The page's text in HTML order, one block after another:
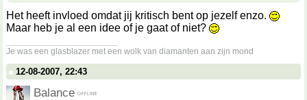
Het heeft invloed omdat jij kritisch bent op jezelf enzo.
Maar heb je al een idee of je gaat of niet?
Je was een glasblazer met een wolk van diamanten aan zijn mond
12-08-2007, 22:43
Balance